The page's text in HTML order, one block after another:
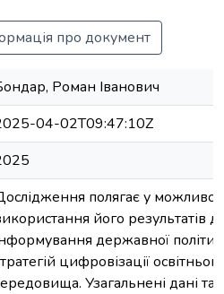
про документ
Роман Іванович
04-02T09:47:10Z
полягає у
його результатів
державної
цифровізації освітнього
Узагальнені дані